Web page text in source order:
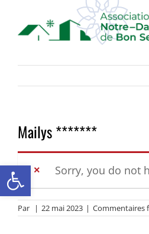
Ouvrir la barre d’outils
contenu
Mailys *******
Sorry, you do not
Par | 22 mai 2023 | Commentaires